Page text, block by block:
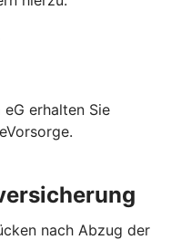
erhalten Sie
nach Abzug der